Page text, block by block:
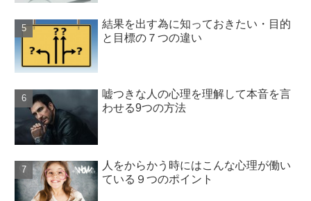
結果を出す為に知っておきたい・目的
と目標の７つの違い
嘘つきな人の心理を理解して本音を言
わせる9つの方法
人をからかう時にはこんな心理が働い
ている９つのポイント